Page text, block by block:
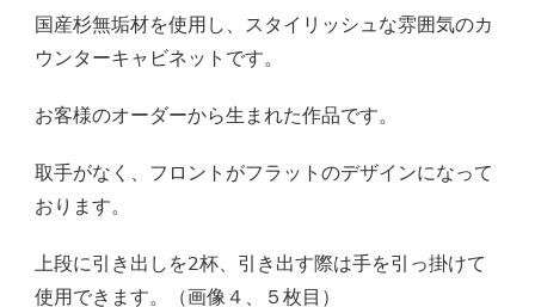
ロ
ン
フ
ラ
ッ
個
国産杉無垢材を使用し、スタイリッシュな雰囲気のカ
ウンターキャビネットです。
お客様のオーダーから生まれた作品です。
取手がなく、フロントがフラットのデザインになって
おります。
上段に引き出しを2杯、引き出す際は手を引っ掛けて
使用できます。（画像４、５枚目）